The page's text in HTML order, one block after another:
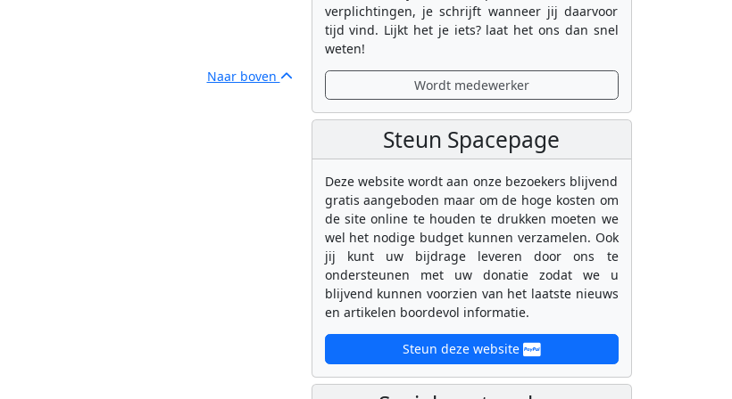
Naar boven
verplichtingen, je schrijft wanneer jij daarvoor
tijd vind. Lijkt het je iets? laat het ons dan snel
weten!
Wordt medewerker
Steun Spacepage
Deze website wordt aan onze bezoekers blijvend
gratis aangeboden maar om de hoge kosten om
de site online te houden te drukken moeten we
wel het nodige budget kunnen verzamelen. Ook
jij kunt uw bijdrage leveren door ons te
ondersteunen met uw donatie zodat we u
blijvend kunnen voorzien van het laatste nieuws
en artikelen boordevol informatie.
Steun deze website